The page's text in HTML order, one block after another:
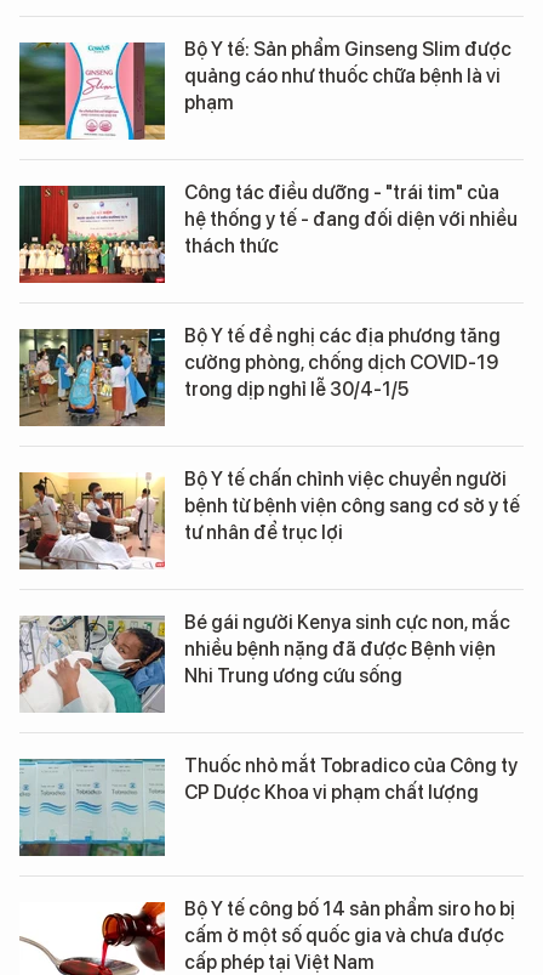
Bộ Y tế: Sản phẩm Ginseng Slim được
quảng cáo như thuốc chữa bệnh là vi
phạm
Công tác điều dưỡng - "trái tim" của
hệ thống y tế - đang đối diện với nhiều
thách thức
Bộ Y tế đề nghị các địa phương tăng
cường phòng, chống dịch COVID-19
trong dịp nghỉ lễ 30/4-1/5
Bộ Y tế chấn chỉnh việc chuyển người
bệnh từ bệnh viện công sang cơ sở y tế
tư nhân để trục lợi
Bé gái người Kenya sinh cực non, mắc
nhiều bệnh nặng đã được Bệnh viện
Nhi Trung ương cứu sống
Thuốc nhỏ mắt Tobradico của Công ty
CP Dược Khoa vi phạm chất lượng
Bộ Y tế công bố 14 sản phẩm siro ho bị
cấm ở một số quốc gia và chưa được
cấp phép tại Việt Nam